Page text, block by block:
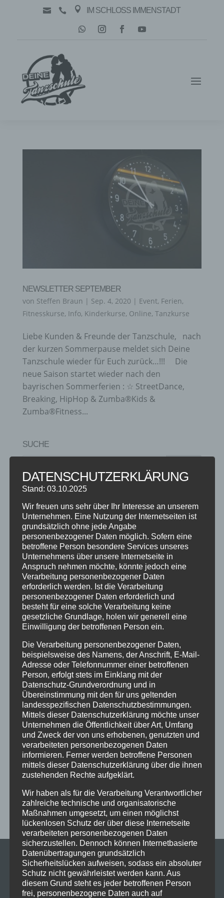
   IM SCHLOSS IMMENSTADT
NEWSLETTER SEPTEMBER
von Steffen Braun | Sep. 4, 2020 | Event, Ferien,
Fitnesskurse, Info, Kinderkurse, Online, Tanzkurse
Liebe Kunden & Freunde der Tanzschule, nach
der kurzen Sommerpause meldet sich Deine
Tanzschule wieder für Euch zurück…!!! Die
neue Saison startet wieder nach den
bayrischen Sommerferien : ☆ StreetDance,
Breaking, HipHop & Zumba®Kids &
Zumba®Fitness...
SUCHE
SCHNUPPERTAG 2026
Abschlussball 2026
WEIHNACHTSFERIEN
KATEGORIEN
Kategorien
SCHLAGWÖRTER
Charity
cool Corona Coronavirus
Dance
dancing
Deine Tanzschule Einsteigerkurs
Event
Ferien
Ferienprogramm Fitness
Fitnessprogramm
Fortgeschrittene
Gesellschaftstanz
Immenstadt
im Schloss
Jive Jugendliche online
Paartanz
Schaut hin!
Schloss Immenstadt
Silvester
Sommerferien
Streetdance tanzen
Tanzen lernen
Tanzkurs
Tanzpause Tanzschule
Tanzschulfamilie
Workshop tanzen
Zumba Zumba Kurs Übungsabend
DATENSCHUTZERKLÄRUNG
Stand: 03.10.2025
Wir freuen uns sehr über Ihr Interesse an unserem
Unternehmen. Eine Nutzung der Internetseiten ist
grundsätzlich ohne jede Angabe
personenbezogener Daten möglich. Sofern eine
betroffene Person besondere Services unseres
Unternehmens über unsere Internetseite in
Anspruch nehmen möchte, könnte jedoch eine
Verarbeitung personenbezogener Daten
erforderlich werden. Ist die Verarbeitung
personenbezogener Daten erforderlich und
besteht für eine solche Verarbeitung keine
gesetzliche Grundlage, holen wir generell eine
Einwilligung der betroffenen Person ein.
Die Verarbeitung personenbezogener Daten,
beispielsweise des Namens, der Anschrift, E-Mail-
Adresse oder Telefonnummer einer betroffenen
Person, erfolgt stets im Einklang mit der
Datenschutz-Grundverordnung und in
Übereinstimmung mit den für uns geltenden
landesspezifischen Datenschutzbestimmungen.
Mittels dieser Datenschutzerklärung möchte unser
Unternehmen die Öffentlichkeit über Art, Umfang
und Zweck der von uns erhobenen, genutzten und
verarbeiteten personenbezogenen Daten
informieren. Ferner werden betroffene Personen
mittels dieser Datenschutzerklärung über die ihnen
zustehenden Rechte aufgeklärt.
Wir haben als für die Verarbeitung Verantwortlicher
zahlreiche technische und organisatorische
Maßnahmen umgesetzt, um einen möglichst
lückenlosen Schutz der über diese Internetseite
verarbeiteten personenbezogenen Daten
sicherzustellen. Dennoch können Internetbasierte
Datenübertragungen grundsätzlich
Sicherheitslücken aufweisen, sodass ein absoluter
Schutz nicht gewährleistet werden kann. Aus
diesem Grund steht es jeder betroffenen Person
frei, personenbezogene Daten auch auf